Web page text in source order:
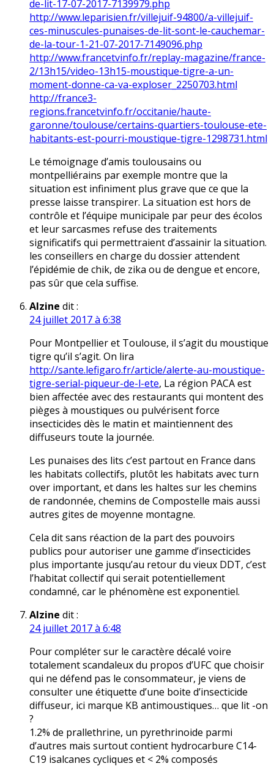
de-lit-17-07-2017-7139979.php
http://www.leparisien.fr/villejuif-94800/a-villejuif-
ces-minuscules-punaises-de-lit-sont-le-cauchemar-
de-la-tour-1-21-07-2017-7149096.php
http://www.francetvinfo.fr/replay-magazine/france-
2/13h15/video-13h15-moustique-tigre-a-un-
moment-donne-ca-va-exploser_2250703.html
http://france3-
regions.francetvinfo.fr/occitanie/haute-
garonne/toulouse/certains-quartiers-toulouse-ete-
habitants-est-pourri-moustique-tigre-1298731.html
Le témoignage d’amis toulousains ou
montpelliérains par exemple montre que la
situation est infiniment plus grave que ce que la
presse laisse transpirer. La situation est hors de
contrôle et l’équipe municipale par peur des écolos
et leur sarcasmes refuse des traitements
significatifs qui permettraient d’assainir la situation.
les conseillers en charge du dossier attendent
l’épidémie de chik, de zika ou de dengue et encore,
pas sûr que cela suffise.
Alzine dit :
24 juillet 2017 à 6:38
Pour Montpellier et Toulouse, il s’agit du moustique
tigre qu’il s’agit. On lira
http://sante.lefigaro.fr/article/alerte-au-moustique-
tigre-serial-piqueur-de-l-ete, La région PACA est
bien affectée avec des restaurants qui montent des
pièges à moustiques ou pulvérisent force
insecticides dès le matin et maintiennent des
diffuseurs toute la journée.
Les punaises des lits c’est partout en France dans
les habitats collectifs, plutôt les habitats avec turn
over important, et dans les haltes sur les chemins
de randonnée, chemins de Compostelle mais aussi
autres gites de moyenne montagne.
Cela dit sans réaction de la part des pouvoirs
publics pour autoriser une gamme d’insecticides
plus importante jusqu’au retour du vieux DDT, c’est
l’habitat collectif qui serait potentiellement
condamné, car le phénomène est exponentiel.
Alzine dit :
24 juillet 2017 à 6:48
Pour compléter sur le caractère décalé voire
totalement scandaleux du propos d’UFC que choisir
qui ne défend pas le consommateur, je viens de
consulter une étiquette d’une boite d’insecticide
diffuseur, ici marque KB antimoustiques… que lit -on
?
1.2% de prallethrine, un pyrethrinoide parmi
d’autres mais surtout contient hydrocarbure C14-
C19 isalcanes cycliques et < 2% composés